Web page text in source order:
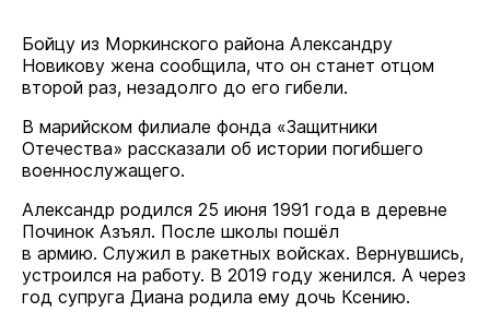
Бойцу из Моркинского района Александру
Новикову жена сообщила, что он станет отцом
второй раз, незадолго до его гибели.
В марийском филиале фонда «Защитники
Отечества» рассказали об истории погибшего
военнослужащего.
Александр родился 25 июня 1991 года в деревне
Починок Азъял. После школы пошёл
в армию. Служил в ракетных войсках. Вернувшись,
устроился на работу. В 2019 году женился. А через
год супруга Диана родила ему дочь Ксению.